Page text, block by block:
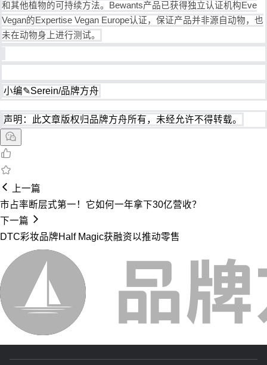
和其他植物的可持续方法。Bewants产品已获得独立认证机构Eve
Vegan的Expertise Vegan Europe认证，保证产品并非源自动物，也
未在动物身上进行测试。
小编✎Serein/品牌方舟
声明：此文章版权归品牌方舟所有，未经允许不得转载。
上一篇
市占率断层式第一！它如何一年拿下30亿营收？
下一篇
DTC彩妆品牌Half Magic获融资以推动零售